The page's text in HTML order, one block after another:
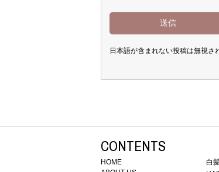
日本語が含まれない投稿は無視さ
CONTENTS
HOME
白